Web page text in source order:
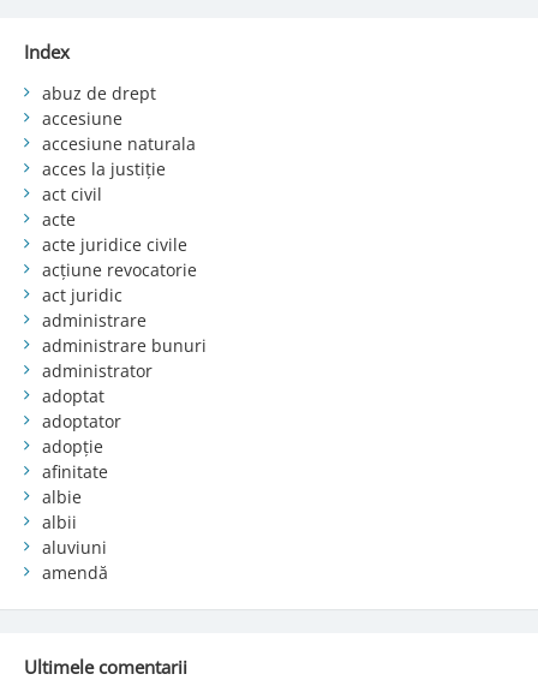
Index
abuz de drept
accesiune
accesiune naturala
acces la justiție
act civil
acte
acte juridice civile
acțiune revocatorie
act juridic
administrare
administrare bunuri
administrator
adoptat
adoptator
adopție
afinitate
albie
albii
aluviuni
amendă
Ultimele comentarii